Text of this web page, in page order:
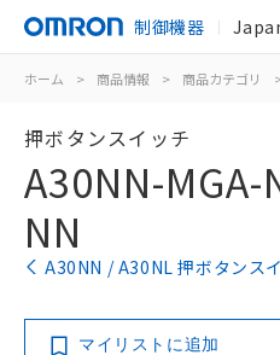
制御機器
ホーム > 商品情報 > 商品カテゴリ
押ボタンスイッチ
A30NN-MGA-
NN
A30NN / A30NL 押ボタンス
マイリストに追加